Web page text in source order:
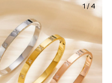
1/4